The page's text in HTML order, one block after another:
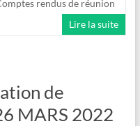
rendus de réunion
Lire la suite
de
MARS 2022